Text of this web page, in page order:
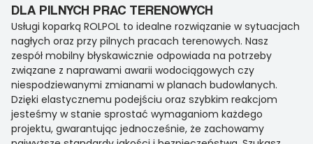
DLA PILNYCH PRAC TERENOWYCH
Usługi koparką ROLPOL to idealne rozwiązanie w sytuacjach
nagłych oraz przy pilnych pracach terenowych. Nasz
zespół mobilny błyskawicznie odpowiada na potrzeby
związane z naprawami awarii wodociągowych czy
niespodziewanymi zmianami w planach budowlanych.
Dzięki elastycznemu podejściu oraz szybkim reakcjom
jesteśmy w stanie sprostać wymaganiom każdego
projektu, gwarantując jednocześnie, że zachowamy